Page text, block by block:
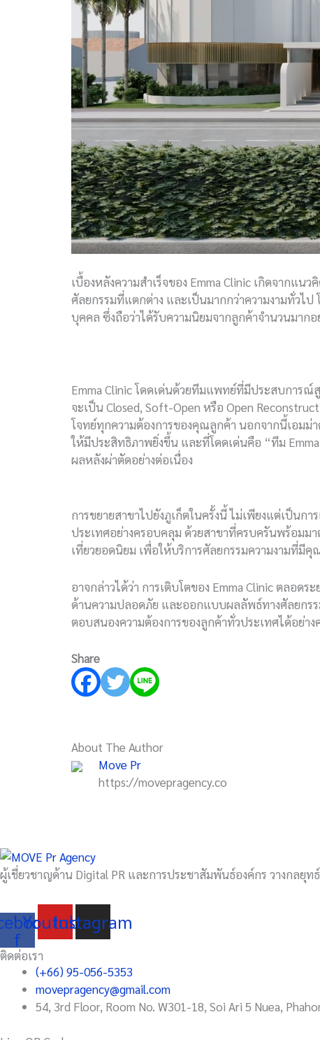
เบื้องหลังความสำเร็จของ Emma Clinic เกิดจาก
ศัลยกรรมที่แตกต่าง และเป็นมากกว่าความงามทั่วไ
บุคคล ซึ่งถือว่าได้รับความนิยมจากลูกค้าจำนวนมากอ
Emma Clinic โดดเด่นด้วยทีมแพทย์ที่มีประสบการณ์
จะเป็น Closed, Soft-Open หรือ Open
โจทย์ทุกความต้องการของคุณลูกค้า นอกจากนี้เอมม่
ให้มีประสิทธิภาพยิ่งขึ้น และที่โดดเด่นคือ “ทีม
ผลหลังผ่าตัดอย่างต่อเนื่อง
การขยายสาขาไปยังภูเก็ตในครั้งนี้ ไม่เพียงแต่เป็นก
ประเทศอย่างครอบคลุม ด้วยสาขาที่ครบครันพร้อมม
เที่ยวยอดนิยม เพื่อให้บริการศัลยกรรมความงามที่มี
อาจกล่าวได้ว่า การเติบโตของ Emma Clinic ตลอด
ด้านความปลอดภัย และออกแบบผลลัพธ์ทางศัลยกรร
ตอบสนองความต้องการของลูกค้าทั่วประเทศได้อย่า
Share
About The Author
Move Pr
https://movepragency.co
ผู้เชี่ยวชาญด้าน Digital PR และการประชาสัมพันธ์องค์กร วางกลยุ
f
Youtube
Instagram
ติดต่อเรา
(+66) 95-056-5353
movepragency@gmail.com
54, 3rd Floor, Room No. W301-18, Soi Ari 5 Nuea,